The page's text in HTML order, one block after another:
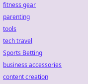
fitness gear
parenting
tools
tech travel
Sports Betting
business accessories
content creation